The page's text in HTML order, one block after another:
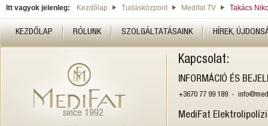
Itt vagyok jelenleg: Kezdőlap Tudásközpont Medifat TV Takács
KEZDŐLAP RÓLUNK SZOLGÁLTATÁSAINK HÍREK,
since 1992
Kapcsolat:
INFORMÁCIÓ ÉS
+3670 77 99 189 -
MediFat